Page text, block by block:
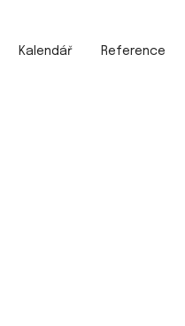
Kalendář Reference